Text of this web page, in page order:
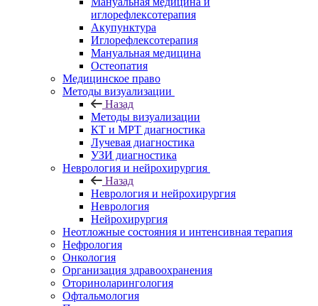
иглорефлексотерапия
Акупунктура
Иглорефлексотерапия
Мануальная медицина
Остеопатия
Медицинское право
Методы визуализации
Назад
Методы визуализации
КТ и МРТ диагностика
Лучевая диагностика
УЗИ диагностика
Неврология и нейрохирургия
Назад
Неврология и нейрохирургия
Неврология
Нейрохирургия
Неотложные состояния и интенсивная терапия
Нефрология
Онкология
Организация здравоохранения
Оториноларингология
Офтальмология